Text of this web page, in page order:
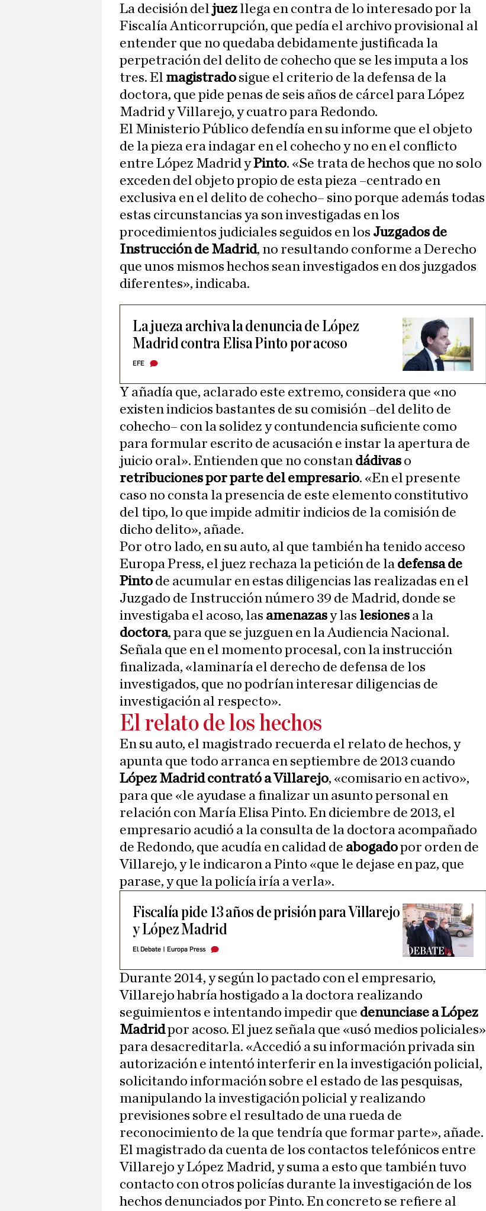
La decisión del juez llega en contra de lo interesado por la
Fiscalía Anticorrupción, que pedía el archivo provisional al
entender que no quedaba debidamente justificada la
perpetración del delito de cohecho que se les imputa a los
tres. El magistrado sigue el criterio de la defensa de la
doctora, que pide penas de seis años de cárcel para López
Madrid y Villarejo, y cuatro para Redondo.
El Ministerio Público defendía en su informe que el objeto
de la pieza era indagar en el cohecho y no en el conflicto
entre López Madrid yPinto. «Se trata de hechos que no solo
exceden del objeto propio de esta pieza –centrado en
exclusiva en el delito de cohecho– sino porque además todas
estas circunstancias ya son investigadas en los
procedimientos judiciales seguidos en los Juzgados de
Instrucción de Madrid, no resultando conforme a Derecho
que unos mismos hechos sean investigados en dos juzgados
diferentes», indicaba.
La jueza archiva la denuncia de López
Madrid contra Elisa Pinto por acoso
EFE
Y añadía que, aclarado este extremo, considera que «no
existen indicios bastantes de su comisión –del delito de
cohecho– con la solidez y contundencia suficiente como
para formular escrito de acusación e instar la apertura de
juicio oral». Entienden que no constan dádivas o
retribuciones por parte del empresario. «En el presente
caso no consta la presencia de este elemento constitutivo
del tipo, lo que impide admitir indicios de la comisión de
dicho delito», añade.
Por otro lado, en su auto, al que también ha tenido acceso
Europa Press, el juez rechaza la petición de la defensa de
Pinto de acumular en estas diligencias las realizadas en el
Juzgado de Instrucción número 39 de Madrid, donde se
investigaba el acoso, las amenazasy las lesiones a la
doctora, para que se juzguen en la Audiencia Nacional.
Señala que en el momento procesal, con la instrucción
finalizada, «laminaría el derecho de defensa de los
investigados, que no podrían interesar diligencias de
investigación al respecto».
El relato de los hechos
En su auto, el magistrado recuerda el relato de hechos, y
apunta que todo arranca en septiembre de 2013 cuando
López Madrid contrató a Villarejo, «comisario en activo»,
para que «le ayudase a finalizar un asunto personal en
relación con María Elisa Pinto. En diciembre de 2013, el
empresario acudió a la consulta de la doctora acompañado
de Redondo, que acudía en calidad de abogadopor orden de
Villarejo, y le indicaron a Pinto «que le dejase en paz, que
parase, y que la policía iría a verla».
Fiscalía pide 13 años de prisión para Villarejo
y López Madrid
El Debate Europa Press
Durante 2014, y según lo pactado con el empresario,
Villarejo habría hostigado a la doctora realizando
seguimientos e intentando impedir que denunciase a López
Madridpor acoso. El juez señala que «usó medios policiales»
para desacreditarla. «Accedió a su información privada sin
autorización e intentó interferir en la investigación policial,
solicitando información sobre el estado de las pesquisas,
manipulando la investigación policial y realizando
previsiones sobre el resultado de una rueda de
reconocimiento de la que tendría que formar parte», añade.
El magistrado da cuenta de los contactos telefónicos entre
Villarejo y López Madrid, y suma a esto que también tuvo
contacto con otros policías durante la investigación de los
hechos denunciados por Pinto. En concreto se refiere al